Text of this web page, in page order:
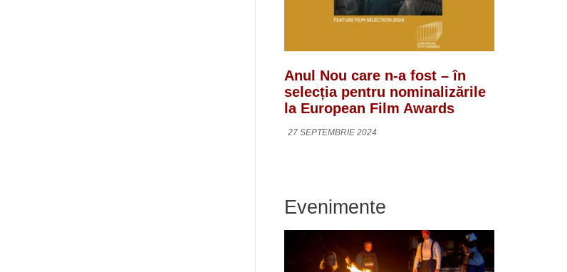
Anul Nou care n-a fost – în
selecția pentru nominalizările
la European Film Awards
27 SEPTEMBRIE 2024
Evenimente